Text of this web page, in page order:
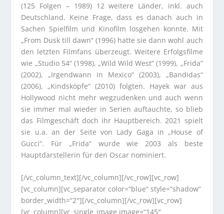
(125 Folgen – 1989) 12 weitere Länder, inkl. auch
Deutschland. Keine Frage, dass es danach auch in
Sachen Spielfilm und Kinofilm losgehen konnte. Mit
„From Dusk till dawn“ (1996) hatte sie dann wohl auch
den letzten Filmfans überzeugt. Weitere Erfolgsfilme
wie „Studio 54“ (1998), „Wild Wild West“ (1999), „Frida“
(2002), „Irgendwann in Mexico“ (2003), „Bandidas“
(2006), „Kindsköpfe“ (2010) folgten. Hayek war aus
Hollywood nicht mehr wegzudenken und auch wenn
sie immer mal wieder in Serien auftauchte, so blieb
das Filmgeschäft doch ihr Hauptbereich. 2021 spielt
sie u.a. an der Seite von Lady Gaga in „House of
Gucci“. Für „Frida“ wurde wie 2003 als beste
Hauptdarstellerin für den Oscar nominiert.
[/vc_column_text][/vc_column][/vc_row][vc_row]
[vc_column][vc_separator color=“blue“ style=“shadow“
border_width=“2″][/vc_column][/vc_row][vc_row]
[vc_column][vc_single_image image=“145″